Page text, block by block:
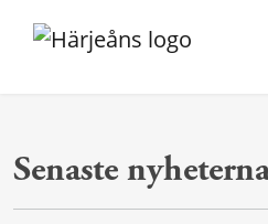
Senaste